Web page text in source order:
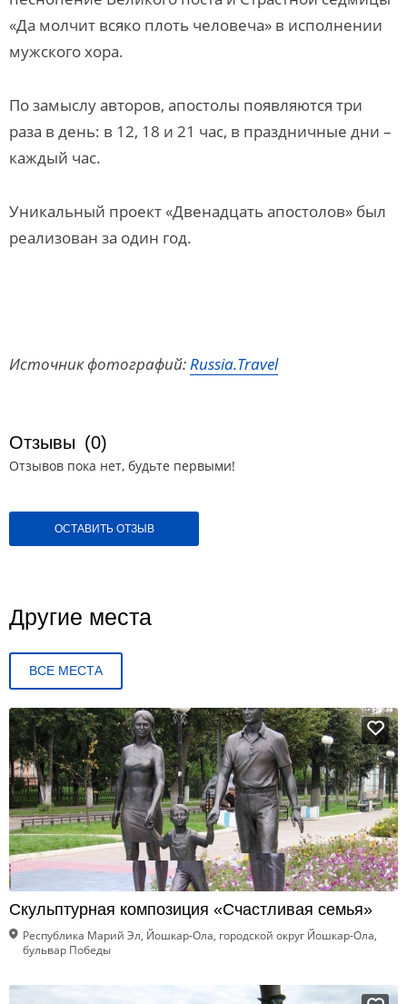
«Да молчит всяко плоть человеча» в исполнении
мужского хора.
По замыслу авторов, апостолы появляются три
раза в день: в 12, 18 и 21 час, в праздничные дни –
каждый час.
Уникальный проект «Двенадцать апостолов» был
реализован за один год.
Источник фотографий:Russia.Travel
Отзывы (0)
Отзывов пока нет, будьте первыми!
ОСТАВИТЬ ОТЗЫВ
Другие места
ВСЕ МЕСТА
Скульптурная композиция «Счастливая семья»
Республика Марий Эл, Йошкар-Ола, городской округ Йошкар-Ола,
бульвар Победы